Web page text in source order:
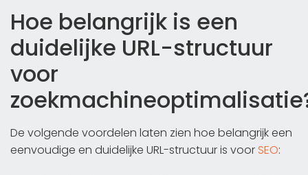
Hoe belangrijk is een
duidelijke URL-structuur
voor
De volgende voordelen laten zien hoe belangrijk een
eenvoudige en duidelijke URL-structuur is voor SEO: